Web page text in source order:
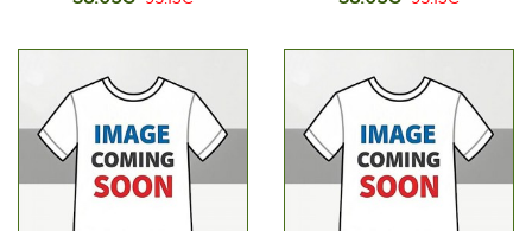
Lyhythihainen
Lyhythihainen